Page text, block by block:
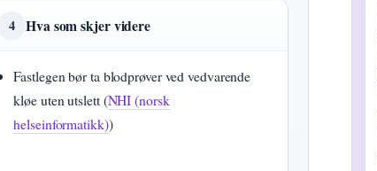
4 Hva som skjer videre
Fastlegen bør ta blodprøver ved vedvarende
kløe uten utslett (NHI (norsk
helseinformatikk))